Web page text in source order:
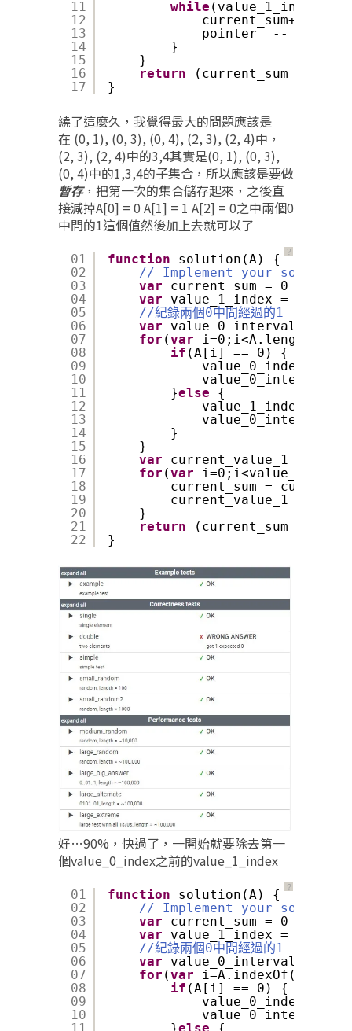
11
12
13
14
15
16
17
while
current_sum++
pointer  --
}
}
return
(current_sum >
}
繞了這麼久，我覺得最大的問題應該是
在 (0, 1), (0, 3), (0, 4), (2, 3), (2, 4)中，
(2, 3), (2, 4)中的3,4其實是(0, 1), (0, 3),
(0, 4)中的1,3,4的子集合，所以應該是要做
暫存，把第一次的集合儲存起來，之後直
接減掉A[0] = 0 A[1] = 1 A[2] = 0之中兩個0
中間的1這個值然後加上去就可以了
？
01
02
03
04
05
06
07
08
09
10
11
12
13
14
15
16
17
18
19
20
21
22
function
solution(A) {
// Implement your solution
var
current_sum = 0
var
value_1_index = [],
//紀錄兩個0中間經過的1
var
value_0_interval = []
for (var
if (A[i] == 0) {
}else
{
}
}
var
current_value_1 =
for (var
current_sum =
current_value_1 =
}
return
(current_sum >
}
好…90%，快過了，一開始就要除去第一
個value_0_index之前的value_1_index
？
01
02
03
04
05
06
07
08
09
10
function
solution(A) {
// Implement your solution
var
current_sum = 0
var
value_1_index = [],
//紀錄兩個0中間經過的1
var
value_0_interval = []
for (var
if (A[i] == 0) {